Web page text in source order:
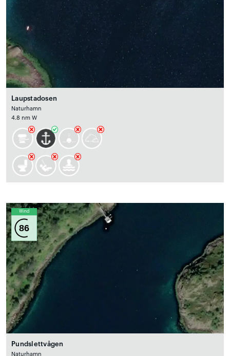
Laupstadosen
Naturhamn
4.8 nm W
Wind
86
Pundslettvågen
Naturhamn